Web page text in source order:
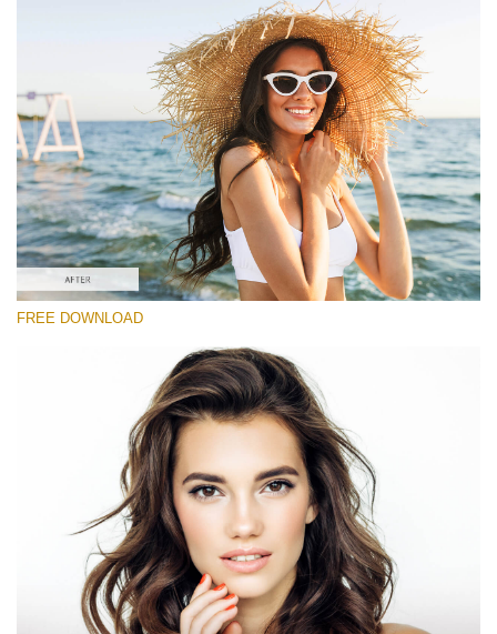
(40 Lr Presets)
Wedding Collection
(400 Lr Presets)
Entire Collection
(2067 Lr Presets)
Stažení zdarma
FREE DOWNLOAD